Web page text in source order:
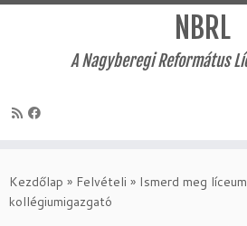
to
content
NBRL
A Nagyberegi Református
Kezdőlap » Felvételi » Ismerd meg
kollégiumigazgató